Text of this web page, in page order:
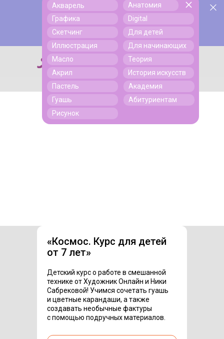
Поиск
Поиск
Акварель
Графика
Скетчинг
Иллюстрация
Масло
Акрил
Пастель
Гуашь
Рисунок
Анатомия
Digital
Для детей
Для начинающих
Теория
История искусств
Академия
Абитуриентам
«Космос. Курс для детей
от 7 лет»
Детский курс о работе в смешанной
технике от Художник Онлайн и Ники
Сабрековой! Учимся сочетать гуашь
и цветные карандаши, а также
создавать необычные фактуры
с помощью подручных материалов.